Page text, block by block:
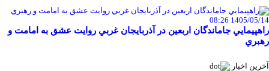
1405/05/14 08:26
راهپيمايي جاماندگان اربعين در آذربايجان غربي روايت عشق به امامت و
رهبري
آخرین اخبار